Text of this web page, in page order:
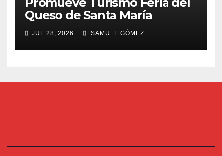
Queso de Santa María
JUL 28, 2026 SAMUEL GÓMEZ